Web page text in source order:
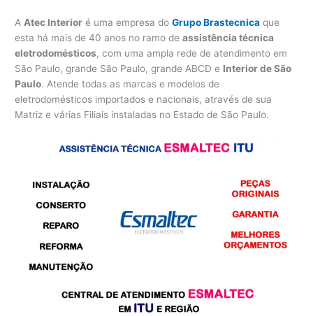
A Atec Interior é uma empresa doGrupo Brastecnica que
esta há mais de 40 anos no ramo deassistência técnica
eletrodomésticos, com uma ampla rede de atendimento em
São Paulo, grande São Paulo, grande ABCD e Interior de São
Paulo. Atende todas as marcas e modelos de
eletrodomésticos importados e nacionais, através de sua
Matriz e várias Filiais instaladas no Estado de São Paulo.